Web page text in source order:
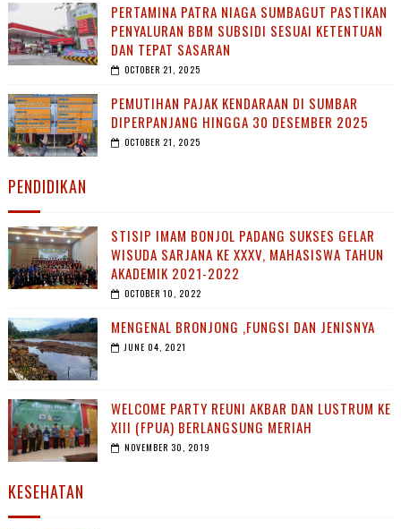
PERTAMINA PATRA NIAGA SUMBAGUT PASTIKAN
PENYALURAN BBM SUBSIDI SESUAI KETENTUAN
DAN TEPAT SASARAN
OCTOBER 21, 2025
PEMUTIHAN PAJAK KENDARAAN DI SUMBAR
DIPERPANJANG HINGGA 30 DESEMBER 2025
OCTOBER 21, 2025
PENDIDIKAN
STISIP IMAM BONJOL PADANG SUKSES GELAR
WISUDA SARJANA KE XXXV, MAHASISWA TAHUN
AKADEMIK 2021-2022
OCTOBER 10, 2022
MENGENAL BRONJONG ,FUNGSI DAN JENISNYA
JUNE 04, 2021
WELCOME PARTY REUNI AKBAR DAN LUSTRUM KE
XIII (FPUA) BERLANGSUNG MERIAH
NOVEMBER 30, 2019
KESEHATAN